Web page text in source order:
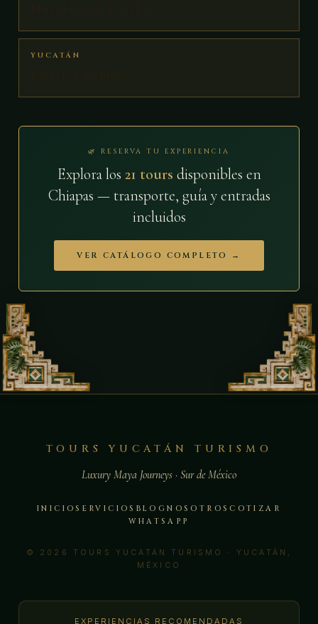
YUCATÁN
🌿 RESERVA TU EXPERIENCIA
Explora los 21 tours disponibles en
Chiapas — transporte, guía y entradas
incluidos
VER CATÁLOGO COMPLETO →
TOURS YUCATÁN TURISMO
Luxury Maya Journeys · Sur de México
INICIOSERVICIOS BLOGNOSOTROS COTIZAR
WHATSAPP
© 2026 TOURS YUCATÁN TURISMO · YUCATÁN,
MÉXICO
EXPERIENCIAS RECOMENDADAS